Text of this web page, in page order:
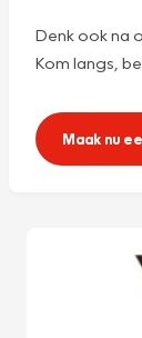
Denk ook na
Kom langs,
Maak nu